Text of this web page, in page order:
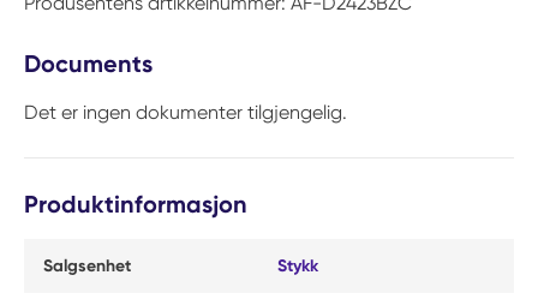
Documents
Det er ingen dokumenter tilgjengelig.
Produktinformasjon
Salgsenhet Stykk